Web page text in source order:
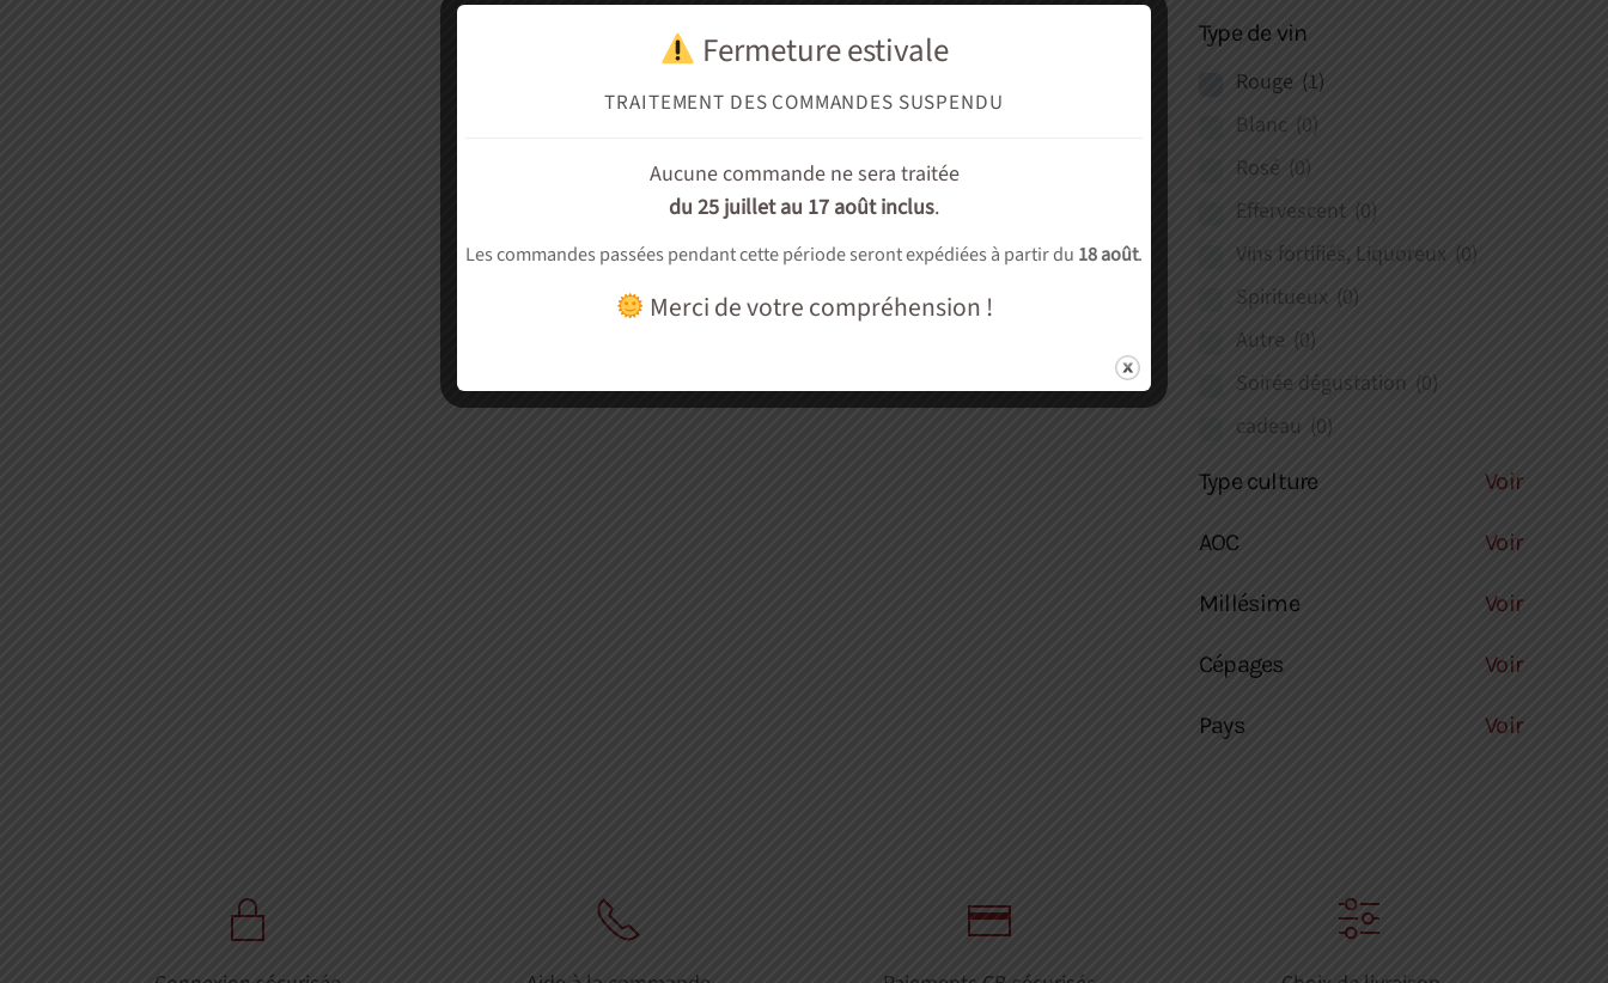
Type de vin
Rouge (1)
Blanc (0)
Rosé (0)
Effervescent (0)
Vins fortifiés, Liquoreux (0)
Spiritueux (0)
Autre (0)
Soirée dégustation (0)
cadeau (0)
Type culture Voir
AOC Voir
Millésime Voir
Cépages Voir
Pays Voir
Fermeture estivale
TRAITEMENT DES COMMANDES SUSPENDU
Aucune commande ne sera traitée
du 25 juillet au 17 août inclus.
Les commandes passées pendant cette période seront expédiées à partir du 18 août.
Merci de votre compréhension !